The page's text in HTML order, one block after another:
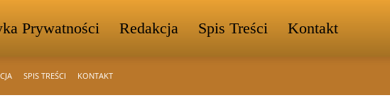
Prywatności Redakcja Spis Treści Kontakt
SPIS TREŚCI KONTAKT